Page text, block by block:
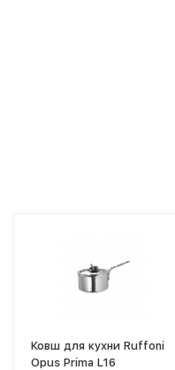
Ковш для кухни Ruffoni
Opus Prima L16